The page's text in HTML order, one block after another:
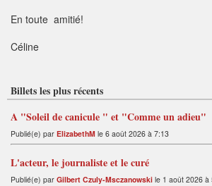
En toute amitié!
Céline
Billets les plus récents
A "Soleil de canicule " et "Comme un adieu"
Publié(e) par ElizabethM le 6 août 2026 à 7:13
L'acteur, le journaliste et le curé
Publié(e) par Gilbert Czuly-Msczanowski le 1 août 2026 à